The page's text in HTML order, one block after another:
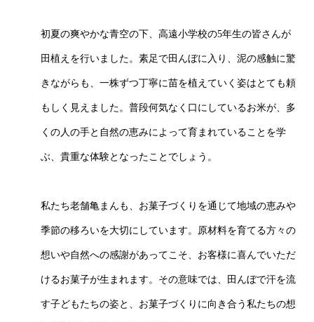
初夏の爽やかな青空の下、高遠小学校の5年生の皆さんが
田植えを行いました。素足で田んぼに入り、泥の感触に驚
きながらも、一株ずつ丁寧に苗を植えていく姿はとても頼
もしく見えました。普段何気なく口にしているお米が、多
くの人の手と自然の恵みによって育まれていることを学
ぶ、貴重な体験となったことでしょう。
私たち老舗亀まんも、お菓子づくりを通じて地域の恵みや
季節の移ろいを大切にしています。原材料を育てる方々の
想いや自然への感謝があってこそ、お客様に喜んでいただ
けるお菓子が生まれます。その意味では、田んぼで汗を流
す子どもたちの姿と、お菓子づくりに向き合う私たちの想